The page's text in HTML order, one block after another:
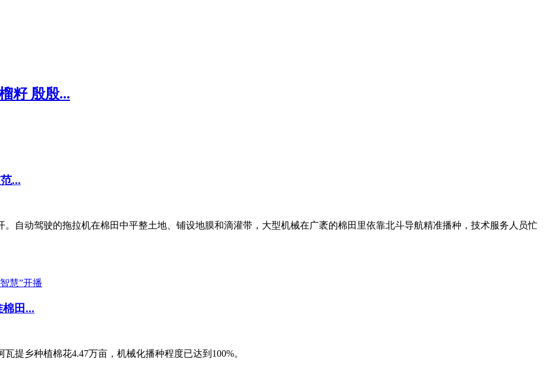
籽 殷殷...
...
自动驾驶的拖拉机在棉田中平整土地、铺设地膜和滴灌带，大型机械在广袤的棉田里依靠北斗导航精准播种，技术服务人员忙
田...
提乡种植棉花4.47万亩，机械化播种程度已达到100%。